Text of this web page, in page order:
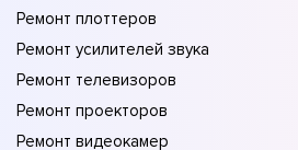
Ремонт плоттеров
Ремонт усилителей звука
Ремонт телевизоров
Ремонт проекторов
Ремонт видеокамер